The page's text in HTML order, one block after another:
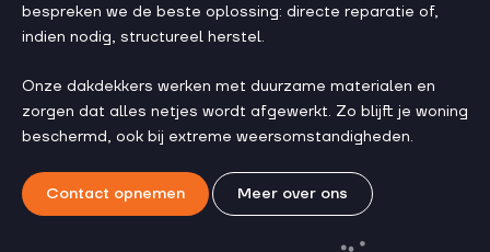
bespreken we de beste oplossing: directe reparatie of,
indien nodig, structureel herstel.
Onze dakdekkers werken met duurzame materialen en
zorgen dat alles netjes wordt afgewerkt. Zo blijft je woning
beschermd, ook bij extreme weersomstandigheden.
Contact opnemen Meer over ons